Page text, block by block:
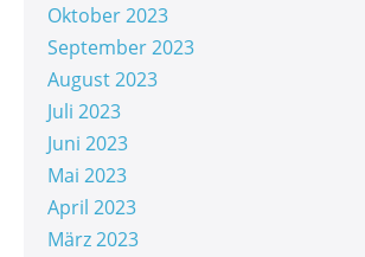
Oktober 2023
September 2023
August 2023
Juli 2023
Juni 2023
Mai 2023
April 2023
März 2023